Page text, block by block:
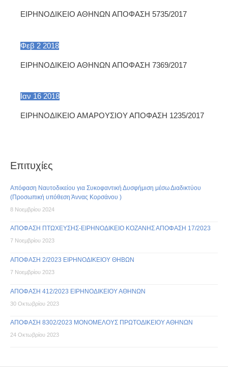
ΕΙΡΗΝΟΔΙΚΕΙΟ ΑΘΗΝΩΝ ΑΠΟΦΑΣΗ 5735/2017
Φεβ 2 2018
ΕΙΡΗΝΟΔΙΚΕΙΟ ΑΘΗΝΩΝ ΑΠΟΦΑΣΗ 7369/2017
Ιαν 16 2018
ΕΙΡΗΝΟΔΙΚΕΙΟ ΑΜΑΡΟΥΣΙΟΥ ΑΠΟΦΑΣΗ 1235/2017
Επιτυχίες
Απόφαση Ναυτοδικείου για Συκοφαντική Δυσφήμιση μέσω Διαδικτύου
(Προσωπική υπόθεση Άννας Κορσάνου )
8 Νοεμβρίου 2024
ΑΠΟΦΑΣΗ ΠΤΩΧΕΥΣΗΣ-ΕΙΡΗΝΟΔΙΚΕΙΟ ΚΟΖΑΝΗΣ ΑΠΟΦΑΣΗ 17/2023
7 Νοεμβρίου 2023
ΑΠΟΦΑΣΗ 2/2023 ΕΙΡΗΝΟΔΙΚΕΙΟΥ ΘΗΒΩΝ
7 Νοεμβρίου 2023
ΑΠΟΦΑΣΗ 412/2023 ΕΙΡΗΝΟΔΙΚΕΙΟΥ ΑΘΗΝΩΝ
30 Οκτωβρίου 2023
ΑΠΟΦΑΣΗ 8302/2023 ΜΟΝΟΜΕΛΟΥΣ ΠΡΩΤΟΔΙΚΕΙΟΥ ΑΘΗΝΩΝ
24 Οκτωβρίου 2023